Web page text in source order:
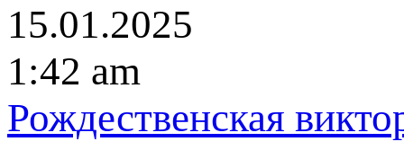
15.01.2025
1:42 am
Рождественская